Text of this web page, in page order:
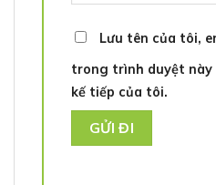
Lưu tên của tôi,
trong trình duyệt này
kế tiếp của tôi.